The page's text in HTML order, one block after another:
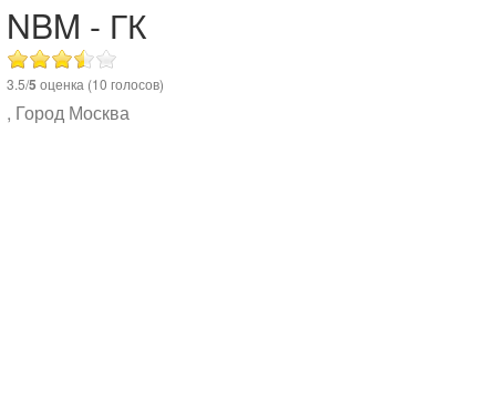
NBM - ГК
3.5/5 оценка (10 голосов)
, Город Москва